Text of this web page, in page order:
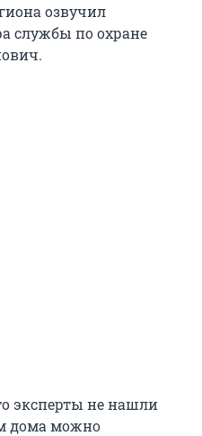
озвучил
службы по охране
эксперты не нашли
дома можно